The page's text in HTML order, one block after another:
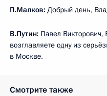
П.Малков: Добрый день,
В.Путин: Павел Викторович,
возглавляете одну из
в Москве.
Смотрите также